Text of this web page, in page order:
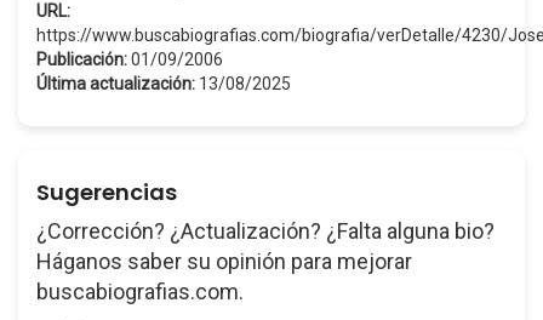
URL:
https://www.buscabiografias.com/biografia/verDetalle/4230/
Publicación:01/09/2006
Última actualización: 13/08/2025
Sugerencias
¿Corrección? ¿Actualización? ¿Falta alguna bio?
Háganos saber su opinión para mejorar
buscabiografias.com.